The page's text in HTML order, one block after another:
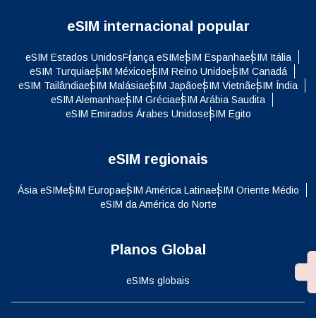
eSIM internacional popular
eSIM Estados UnidosFrança eSIMeSIM EspanhaeSIM Itália
eSIM TurquiaeSIM MéxicoeSIM Reino UnidoeSIM Canadá
eSIM TailândiaeSIM MalásiaeSIM JapãoeSIM VietnãeSIM Índia
eSIM AlemanhaeSIM GréciaeSIM Arábia Saudita
eSIM Emirados Árabes UnidoseSIM Egito
eSIM regionais
Ásia eSIMeSIM EuropaeSIM América LatinaeSIM Oriente Médio
eSIM da América do Norte
Planos Global
eSIMs globais